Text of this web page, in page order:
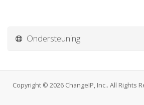
Ondersteuning
Copyright © 2026 ChangeIP, Inc.. All Rights